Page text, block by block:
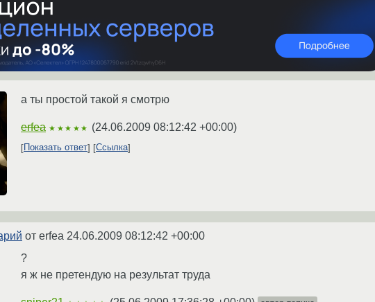
а ты простой такой я смотрю
erfea ★★★★★ (24.06.2009 08:12:42 +00:00)
Показать ответ Ссылка
от erfea 24.06.2009 08:12:42 +00:00
?
я ж не претендую на результат труда